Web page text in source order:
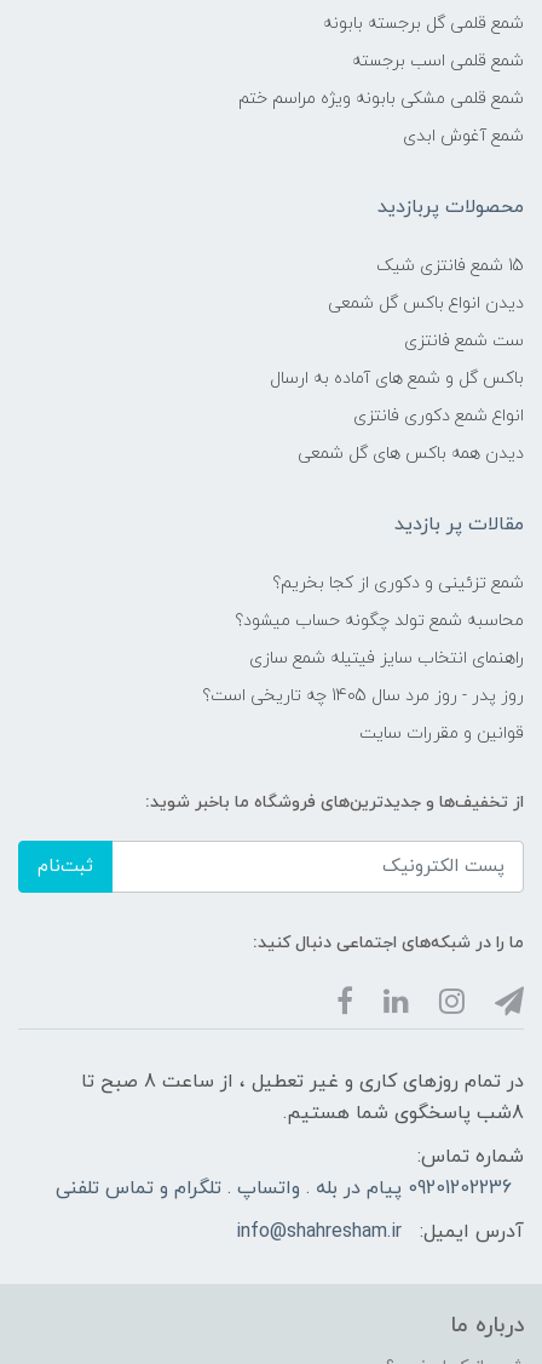
شمع قلمی گل برجسته بابونه
شمع قلمی اسب برجسته
شمع قلمی مشکی بابونه ویژه مراسم ختم
شمع آغوش ابدی
محصولات پربازدید
15 شمع فانتزی شیک
دیدن انواع باکس گل شمعی
ست شمع فانتزی
باکس گل و شمع های آماده به ارسال
انواع شمع دکوری فانتزی
دیدن همه باکس های گل شمعی
مقالات پر بازدید
شمع تزئینی و دکوری از کجا بخریم؟
محاسبه شمع تولد چگونه حساب میشود؟
راهنمای انتخاب سایز فیتیله شمع سازی
روز پدر - روز مرد سال 1405 چه تاریخی است؟
قوانین و مقررات سایت
از تخفیف‌ها و جدیدترین‌های فروشگاه ما باخبر شوید:
ثبت‌نام
ما را در شبکه‌های اجتماعی دنبال کنید:
در تمام روزهای کاری و غیر تعطیل ، از ساعت 8 صبح تا
8شب پاسخگوی شما هستیم.
شماره تماس:
09201202236 پیام در بله . واتساپ . تلگرام و تماس تلفنی
آدرس ایمیل:
info@shahresham.ir
درباره ما